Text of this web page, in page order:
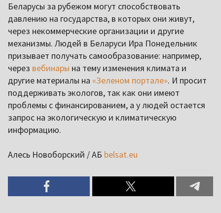
Беларусы за рубежом могут способствовать
давлению на государства, в которых они живут,
через некоммерческие организации и другие
механизмы. Людей в Беларуси Ира Понедельник
призывает получать самообразование: например,
через вебинары на тему изменения климата и
другие материалы на «Зеленом портале». И просит
поддерживать экологов, так как они имеют
проблемы с финансированием, а у людей остается
запрос на экологическую и климатическую
информацию.
Алесь Новоборский / АБ belsat.eu